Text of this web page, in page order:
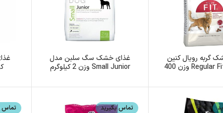
گربه رویال کنین
مدل Regular Fit 32 وزن 400
غذای خشک سگ سلبن مدل
Small Junior وزن 2 کیلوگرم
تماس بگیرید تماس